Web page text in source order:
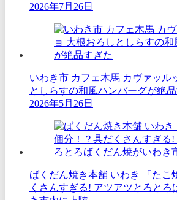
2026年7月26日
いわき市 カフェ木馬 カヴァッル
としらすの和風ハンバーグが絶
2026年5月26日
ばくだん焼き本舗 いわき 「たこ
くさんすぎる! アツアツとろとろ